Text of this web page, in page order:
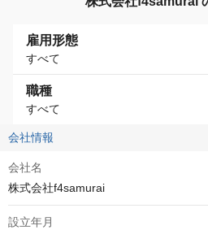
雇用形態
すべて
職種
すべて
会社情報
会社名
株式会社f4samurai
設立年月